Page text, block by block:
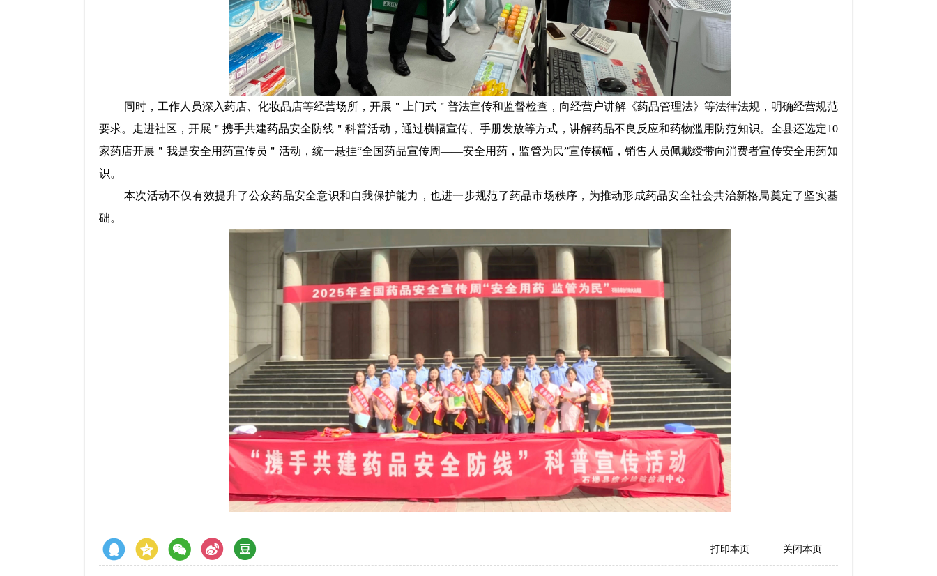
同时，工作人员深入药店、化妆品店等经营场所，开展 ＂ 上门式 ＂ 普法宣传和监督检查，向经营户讲解《药品管理法》等法律法规，明确经营规范
要求。 走进社区，开展 ＂ 携手共建药品安全防线 ＂科普活动，通过横幅宣传 、手册发放等方式，讲解药品不良反应和药物滥用防范知识。全县还选定10
家药店开展 ＂ 我是安全用药宣传员 ＂ 活动， 统一悬挂“全国药品宣传周——安全用药，监管为民”宣传横幅，销售人员佩戴绶带向消费者宣传安全用药知
识。
本次活动不仅有效提升了公众药品安全意识和自我保护能力，也进一步规范了药品市场秩序，为推动形成药品安全社会共治新格局奠定了坚实基
础。
打印本页 关闭本页